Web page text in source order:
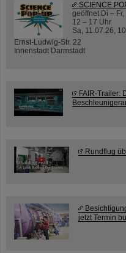
SCIENCE
geöffnet Di – Fr,
12 – 17 Uhr
Sa, 11.07.26,
Ernst-Ludwig-Str. 22
Innenstadt Darmstadt
FAIR-Trailer:
Rundflug
jetzt Termin